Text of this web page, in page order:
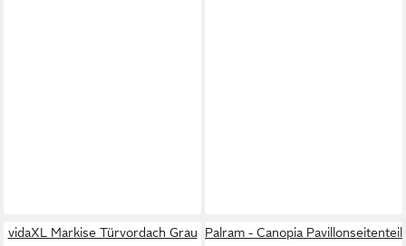
vidaXL Markise Türvordach Grau
Palram - Canopia Pavillonseitenteil